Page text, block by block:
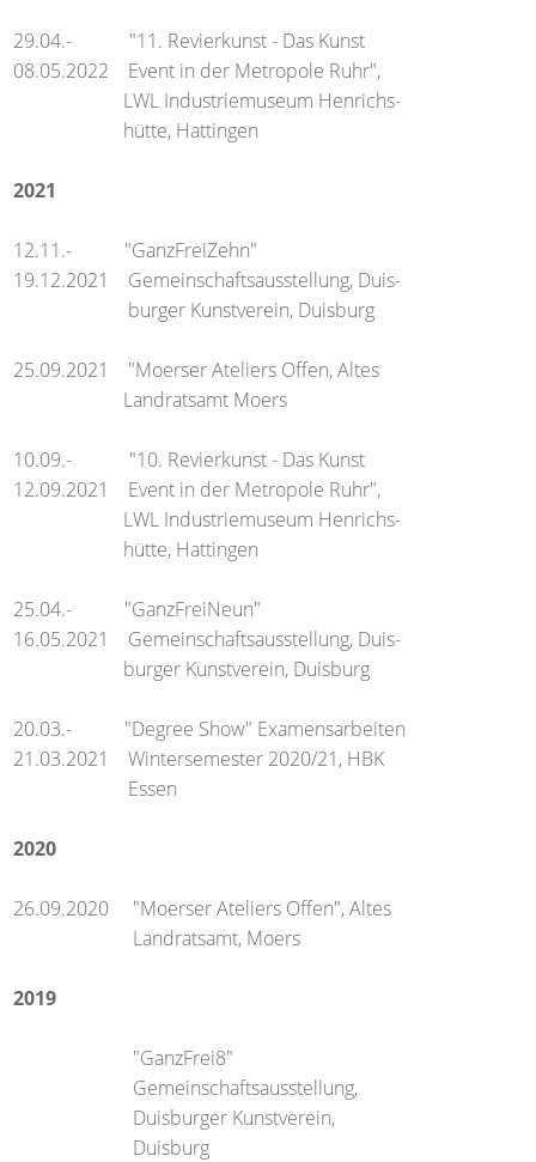
29.04.- "11. Revierkunst - Das Kunst
08.05.2022 Event in der Metropole Ruhr",
LWL Industriemuseum Henrichs-
hütte, Hattingen
2021
12.11.- "GanzFreiZehn"
19.12.2021 Gemeinschaftsausstellung, Duis-
burger Kunstverein, Duisburg
25.09.2021 "Moerser Ateliers Offen, Altes
Landratsamt Moers
10.09.- "10. Revierkunst - Das Kunst
12.09.2021 Event in der Metropole Ruhr",
LWL Industriemuseum Henrichs-
hütte, Hattingen
25.04.- "GanzFreiNeun"
16.05.2021 Gemeinschaftsausstellung, Duis-
burger Kunstverein, Duisburg
20.03.- "Degree Show" Examensarbeiten
21.03.2021 Wintersemester 2020/21, HBK
Essen
2020
26.09.2020 "Moerser Ateliers Offen", Altes
Landratsamt, Moers
2019
"GanzFrei8"
Gemeinschaftsausstellung,
Duisburger Kunstverein,
Duisburg